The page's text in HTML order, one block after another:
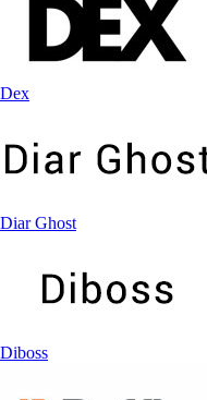
Dex
Diar Ghost
Diboss